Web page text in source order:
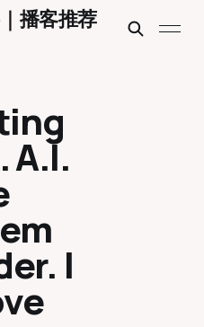
播客推荐
A.I.
|